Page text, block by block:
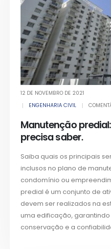
12 DE NOVEMBRO DE 2021
ENGENHARIA CIVIL
Manutenção
precisa saber.
Saiba quais os principais
inclusos no plano de
condomínio ou
predial é um conjunto de
devem ser realizados na
uma edificação,
conservação e a